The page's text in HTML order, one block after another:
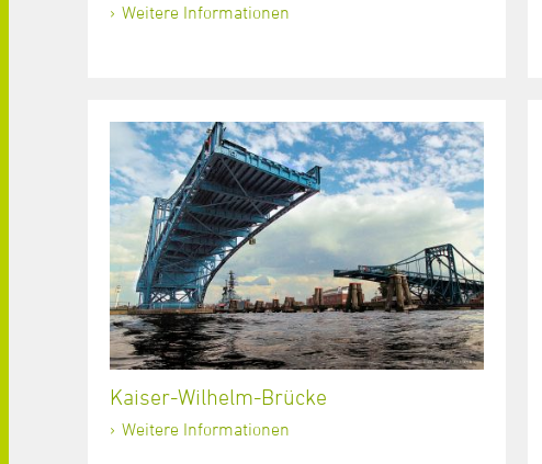
Weitere Informationen
Kaiser-Wilhelm-Brücke
Weitere Informationen